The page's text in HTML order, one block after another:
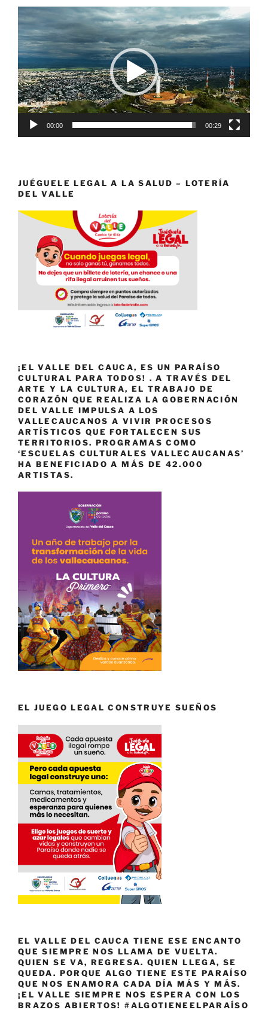
Reproductor
de
vídeo
00:00 00:29
JUÉGUELE LEGAL A LA SALUD – LOTERÍA
DEL VALLE
¡EL VALLE DEL CAUCA, ES UN PARAÍSO
CULTURAL PARA TODOS! . A TRAVÉS DEL
ARTE Y LA CULTURA, EL TRABAJO DE
CORAZÓN QUE REALIZA LA GOBERNACIÓN
DEL VALLE IMPULSA A LOS
VALLECAUCANOS A VIVIR PROCESOS
ARTÍSTICOS QUE FORTALECEN SUS
TERRITORIOS. PROGRAMAS COMO
‘ESCUELAS CULTURALES VALLECAUCANAS’
HA BENEFICIADO A MÁS DE 42.000
ARTISTAS.
EL JUEGO LEGAL CONSTRUYE SUEÑOS
EL VALLE DEL CAUCA TIENE ESE ENCANTO
QUE SIEMPRE NOS LLAMA DE VUELTA.
QUIEN SE VA, REGRESA. QUIEN LLEGA, SE
QUEDA. PORQUE ALGO TIENE ESTE PARAÍSO
QUE NOS ENAMORA CADA DÍA MÁS Y MÁS.
¡EL VALLE SIEMPRE NOS ESPERA CON LOS
BRAZOS ABIERTOS! #ALGOTIENEELPARAÍSO